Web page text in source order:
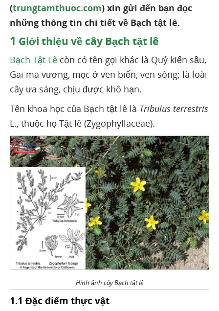
(trungtamthuoc.com) xin gửi đến bạn đọc
những thông tin chi tiết về Bạch tật lê.
1 Giới thiệu về cây Bạch tật lê
Bạch Tật Lê còn có tên gọi khác là Quỷ kiến sầu,
Gai ma vương, mọc ở ven biển, ven sông; là loài
cây ưa sáng, chịu được khô hạn.
Tên khoa học của Bạch tật lê là Tribulus terrestris
L., thuộc họ Tật lê (Zygophyllaceae).
Hình ảnh cây Bạch tật lê
1.1 Đặc điểm thực vật